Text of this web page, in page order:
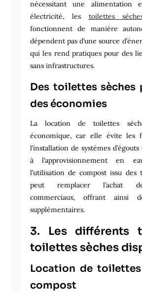
nécessitant une
électricité, les toilettes
fonctionnent de manière
dépendent pas d’une source
qui les rend pratiques pour des
sans infrastructures.
Des toilettes sèches
des économies
La location de toilettes
économique, car elle évite les
l’installation de systèmes
à l’approvisionnement en
l’utilisation de compost issu des
peut remplacer l’achat
commerciaux, offrant ainsi
supplémentaires.
3. Les différents
toilettes sèches
Location de toilettes
compost